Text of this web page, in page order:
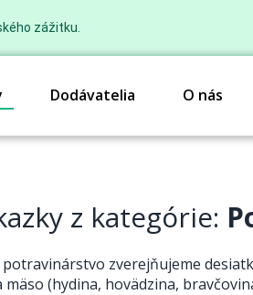
zážitku.
Dodávatelia O nás
z kategórie:
zverejňujeme
mäso (hydina, hovädzina,